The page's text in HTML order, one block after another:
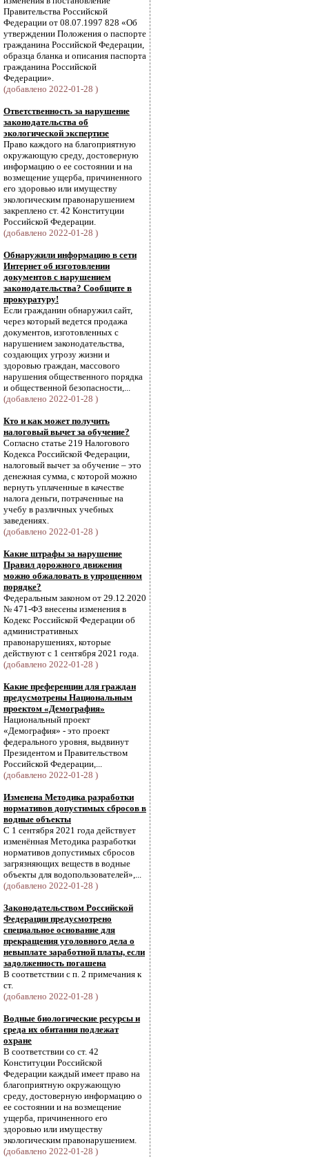
Правительства Российской
Федерации от 08.07.1997 828 «Об
утверждении Положения о паспорте
гражданина Российской Федерации,
образца бланка и описания паспорта
гражданина Российской
Федерации».
(добавлено 2022-01-28 )
Ответственность за нарушение
законодательства об
экологической экспертизе
Право каждого на благоприятную
окружающую среду, достоверную
информацию о ее состоянии и на
возмещение ущерба, причиненного
его здоровью или имуществу
экологическим правонарушением
закреплено ст. 42 Конституции
Российской Федерации.
(добавлено 2022-01-28 )
Обнаружили информацию в сети
Интернет об изготовлении
документов с нарушением
законодательства? Сообщите в
прокуратуру!
Если гражданин обнаружил сайт,
через который ведется продажа
документов, изготовленных с
нарушением законодательства,
создающих угрозу жизни и
здоровью граждан, массового
нарушения общественного порядка
и общественной безопасности,...
(добавлено 2022-01-28 )
Кто и как может получить
налоговый вычет за обучение?
Согласно статье 219 Налогового
Кодекса Российской Федерации,
налоговый вычет за обучение – это
денежная сумма, с которой можно
вернуть уплаченные в качестве
налога деньги, потраченные на
учебу в различных учебных
заведениях.
(добавлено 2022-01-28 )
Какие штрафы за нарушение
Правил дорожного движения
можно обжаловать в упрощенном
порядке?
Федеральным законом от 29.12.2020
№ 471-ФЗ внесены изменения в
Кодекс Российской Федерации об
административных
правонарушениях, которые
действуют с 1 сентября 2021 года.
(добавлено 2022-01-28 )
Какие преференции для граждан
предусмотрены Национальным
проектом «Демография»
Национальный проект
«Демография» - это проект
федерального уровня, выдвинут
Президентом и Правительством
Российской Федерации,...
(добавлено 2022-01-28 )
Изменена Методика разработки
нормативов допустимых сбросов в
водные объекты
С 1 сентября 2021 года действует
изменённая Методика разработки
нормативов допустимых сбросов
загрязняющих веществ в водные
объекты для водопользователей»,...
(добавлено 2022-01-28 )
Законодательством Российской
Федерации предусмотрено
специальное основание для
прекращения уголовного дела о
невыплате заработной платы, если
задолженность погашена
В соответствии с п. 2 примечания к
ст.
(добавлено 2022-01-28 )
Водные биологические ресурсы и
среда их обитания подлежат
охране
В соответствии со ст. 42
Конституции Российской
Федерации каждый имеет право на
благоприятную окружающую
среду, достоверную информацию о
ее состоянии и на возмещение
ущерба, причиненного его
здоровью или имуществу
экологическим правонарушением.
(добавлено 2022-01-28 )